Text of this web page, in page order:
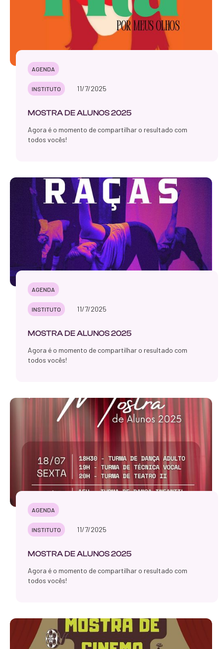
AGENDA
INSTITUTO 11/7/2025
MOSTRA DE ALUNOS 2025
Agora é o momento de compartilhar o resultado com
todos vocês!
AGENDA
INSTITUTO 11/7/2025
MOSTRA DE ALUNOS 2025
Agora é o momento de compartilhar o resultado com
todos vocês!
AGENDA
INSTITUTO 11/7/2025
MOSTRA DE ALUNOS 2025
Agora é o momento de compartilhar o resultado com
todos vocês!